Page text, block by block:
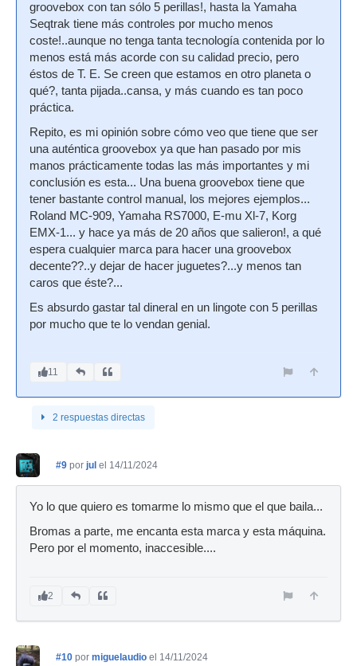
groovebox con tan sólo 5 perillas!, hasta la Yamaha
Seqtrak tiene más controles por mucho menos
coste!..aunque no tenga tanta tecnología contenida por lo
menos está más acorde con su calidad precio, pero
éstos de T. E. Se creen que estamos en otro planeta o
qué?, tanta pijada..cansa, y más cuando es tan poco
práctica.
Repito, es mi opinión sobre cómo veo que tiene que ser
una auténtica groovebox ya que han pasado por mis
manos prácticamente todas las más importantes y mi
conclusión es esta... Una buena groovebox tiene que
tener bastante control manual, los mejores ejemplos...
Roland MC-909, Yamaha RS7000, E-mu Xl-7, Korg
EMX-1... y hace ya más de 20 años que salieron!, a qué
espera cualquier marca para hacer una groovebox
decente??..y dejar de hacer juguetes?...y menos tan
caros que éste?...
Es absurdo gastar tal dineral en un lingote con 5 perillas
por mucho que te lo vendan genial.
11
2 respuestas directas
#9 por jul el 14/11/2024
Yo lo que quiero es tomarme lo mismo que el que baila...
Bromas a parte, me encanta esta marca y esta máquina.
Pero por el momento, inaccesible....
2
#10 por miguelaudio el 14/11/2024